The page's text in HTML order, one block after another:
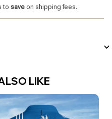
to saveon shipping fees.
LIKE